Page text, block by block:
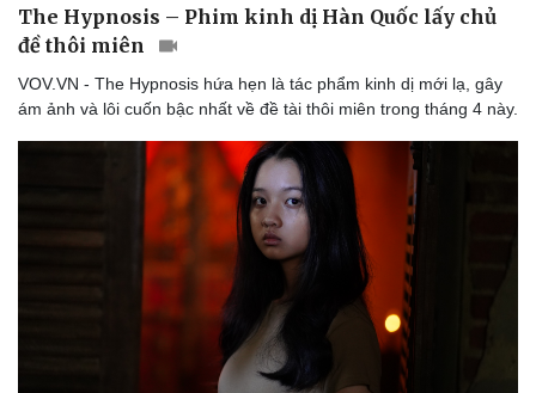
The Hypnosis – Phim kinh dị Hàn Quốc lấy chủ
đề thôi miên
VOV.VN - The Hypnosis hứa hẹn là tác phẩm kinh dị mới lạ, gây
ám ảnh và lôi cuốn bậc nhất về đề tài thôi miên trong tháng 4 này.